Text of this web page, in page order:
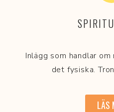
Inlägg som handlar
det fysiska.
LÄS